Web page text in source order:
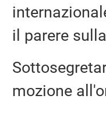
il parere
mozione